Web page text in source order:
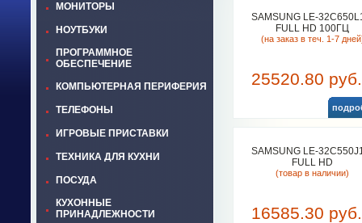
МОНИТОРЫ
НОУТБУКИ
ПРОГРАММНОЕ
ОБЕСПЕЧЕНИЕ
КОМПЬЮТЕРНАЯ ПЕРИФЕРИЯ
ТЕЛЕФОНЫ
ИГРОВЫЕ ПРИСТАВКИ
ТЕХНИКА ДЛЯ КУХНИ
ПОСУДА
КУХОННЫЕ
ПРИНАДЛЕЖНОСТИ
SAMSUNG LE-
FULL HD 100ГЦ
(на заказ в теч. 1-7
25520.80 руб.
SAMSUNG LE-
FULL HD
(товар в наличии)
16585.30 руб.